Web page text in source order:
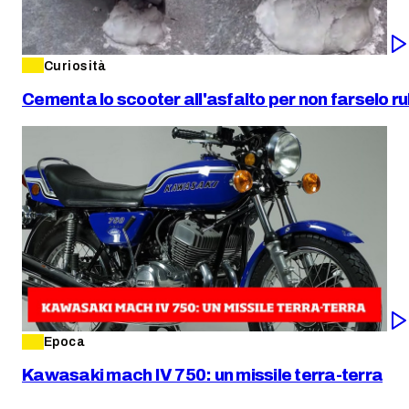
Curiosità
Cementa lo scooter all'asfalto per non farselo
Epoca
Kawasaki mach IV 750: un missile terra-terra